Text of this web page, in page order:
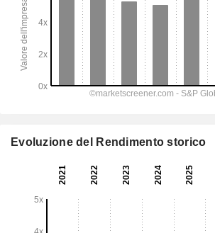
Evoluzione del Rendimento storico